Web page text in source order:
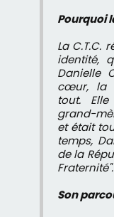
Pourquoi
La C.T.C.
identité,
Danielle
cœur, la
tout.
grand-
et était
temps,
de la
Fraternité".
Son